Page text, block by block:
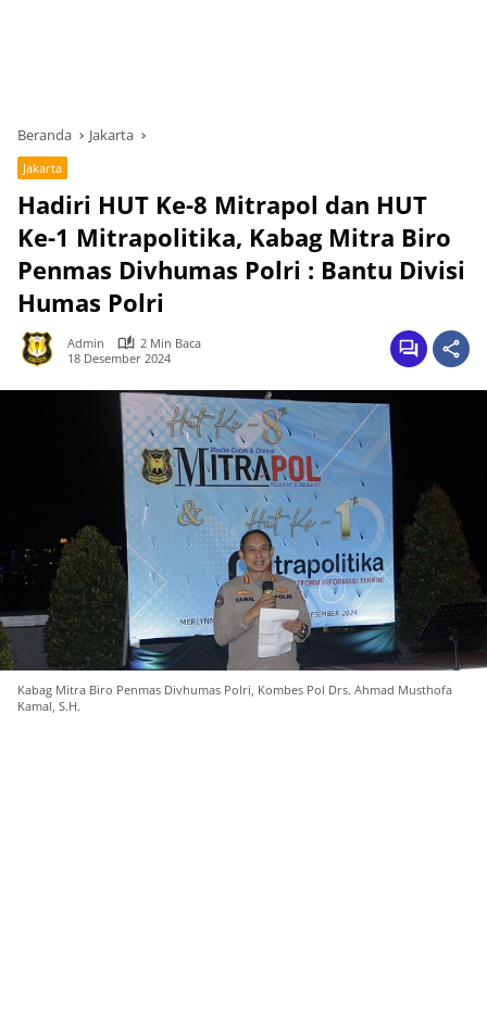
Beranda Jakarta
Jakarta
Hadiri HUT Ke-8 Mitrapol dan HUT
Ke-1 Mitrapolitika, Kabag Mitra Biro
Penmas Divhumas Polri : Bantu Divisi
Humas Polri
Admin
2 Min Baca
18 Desember 2024
Kabag Mitra Biro Penmas Divhumas Polri, Kombes Pol Drs. Ahmad Musthofa
Kamal, S.H.